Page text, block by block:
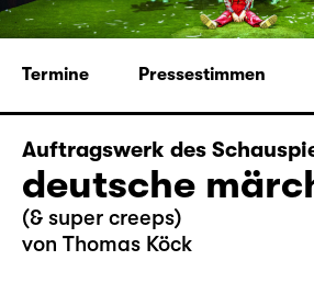
Termine Pressestimmen
Auftragswerk des
deutsche
(& super creeps)
von Thomas Köck